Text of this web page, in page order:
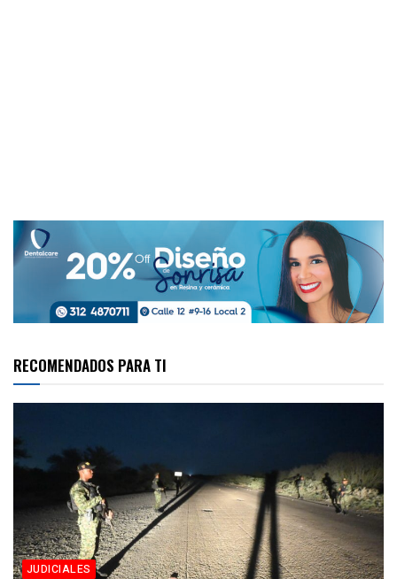
RECOMENDADOS PARA TI
JUDICIALES